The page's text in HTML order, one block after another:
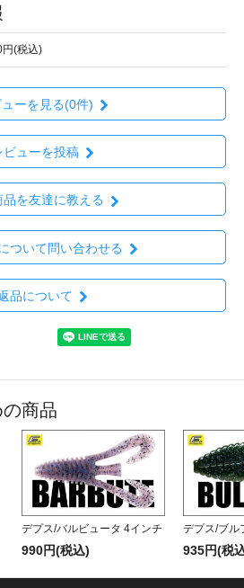
円(税込)
ューを見る(0件)
ビューを投稿
品を友達に教える
ついて問い合わせる
品について
商品
デプス/バルビュータ 4インチ
990円(税込)
デプス/ブル
935円(税